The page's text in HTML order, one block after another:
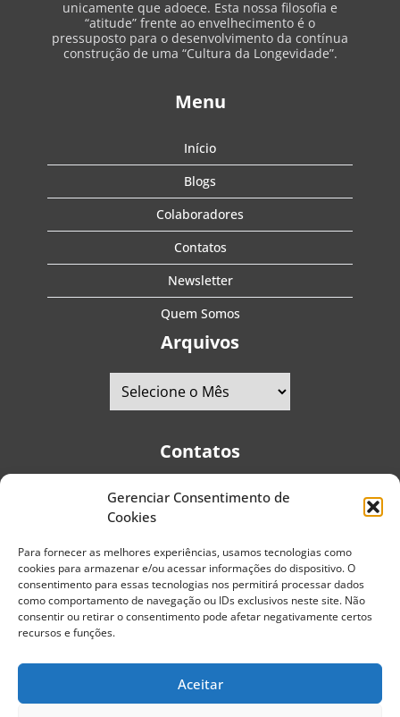
Gerenciar Consentimento de
Cookies
Para fornecer as melhores experiências, usamos tecnologias como
cookies para armazenar e/ou acessar informações do dispositivo. O
consentimento para essas tecnologias nos permitirá processar dados
como comportamento de navegação ou IDs exclusivos neste site. Não
consentir ou retirar o consentimento pode afetar negativamente certos
recursos e funções.
Aceitar
unicamente que adoece. Esta nossa filosofia e
“atitude” frente ao envelhecimento é o
pressuposto para o desenvolvimento da contínua
construção de uma “Cultura da Longevidade”.
Menu
Início
Blogs
Colaboradores
Contatos
Newsletter
Quem Somos
Arquivos
Contatos
Telefones:+55 (11) 2579-9697|+55 (11) 5587-4334
Guarani - CEP: 04310-060 - São Paulo | Brasil
E-mail:contato@portaldoenvelhecimento.com.br
Website:portaldoenvelhecimento.com.br